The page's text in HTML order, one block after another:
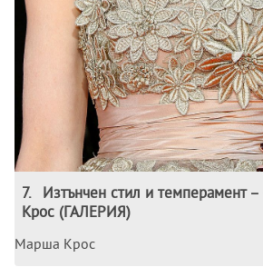
7.
Изтънчен стил и темперамент
Крос (ГАЛЕРИЯ)
Марша Крос